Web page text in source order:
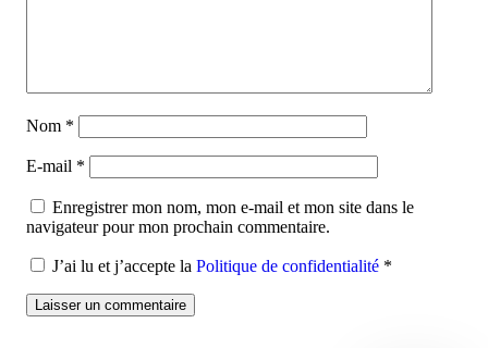
Nom *
E-mail *
Enregistrer mon nom, mon e-mail et mon site dans le
navigateur pour mon prochain commentaire.
J’ai lu et j’accepte la Politique de confidentialité *